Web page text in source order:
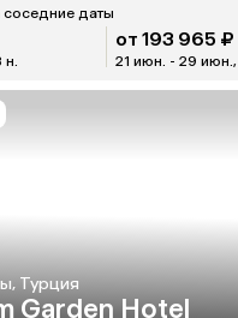
даты
н.
от 193 965 ₽
21 июн. - 29 июн.,
Турция
Garden Hotel